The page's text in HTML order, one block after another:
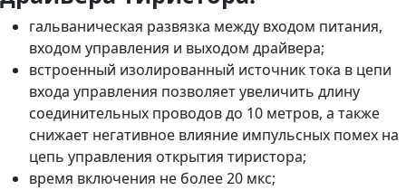
гальваническая развязка между входом питания,
входом управления и выходом драйвера;
встроенный изолированный источник тока в цепи
входа управления позволяет увеличить длину
соединительных проводов до 10 метров, а также
снижает негативное влияние импульсных помех на
цепь управления открытия тиристора;
время включения не более 20 мкс;